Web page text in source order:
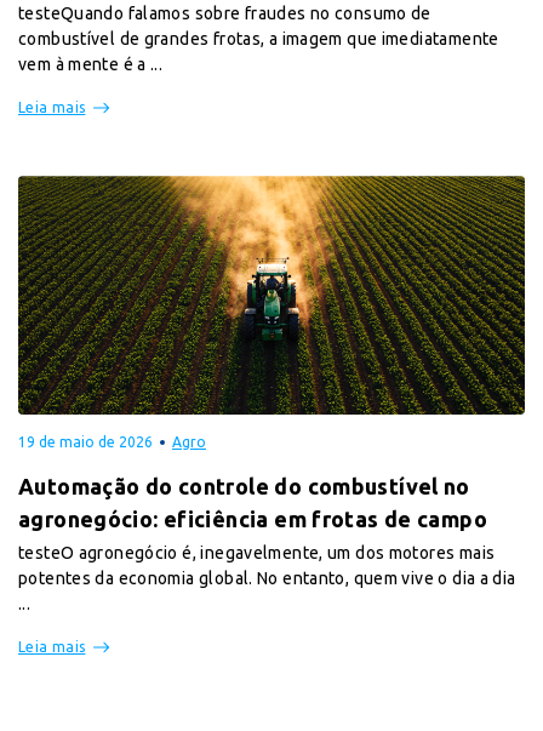
testeQuando falamos sobre fraudes no consumo de
combustível de grandes frotas, a imagem que imediatamente
vem à mente é a ...
Leia mais
19 de maio de 2026 Agro
Automação do controle do combustível no
agronegócio: eficiência em frotas de campo
testeO agronegócio é, inegavelmente, um dos motores mais
potentes da economia global. No entanto, quem vive o dia a dia
...
Leia mais